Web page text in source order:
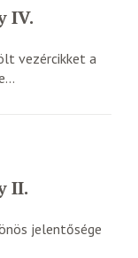
IV.
vezércikket a
II.
jelentősége